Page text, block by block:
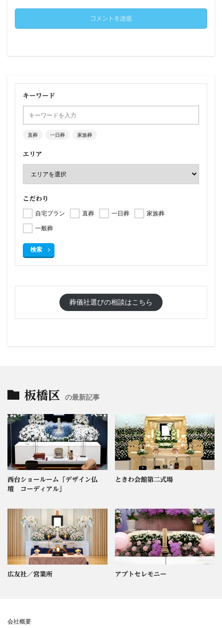
キーワード
直葬 一日葬 家族葬
エリア
こだわり
自宅プラン 直葬 一日葬
家族葬
一般葬
検索
葬儀社選びの相談はこちら
板橋区 の最新記事
西台ショールーム「デザイン仏
壇 コーディアル」
ときわ会館第二式場
広友社／営業所 アプトセレモニー
会社概要